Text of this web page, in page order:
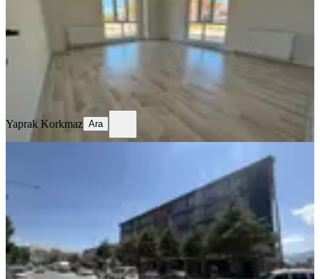
2+1· 90 m² Düz Giriş (Zemin)
22.000 ₺
Yaprak Korkmaz
Yaprak Korkmaz Ara
Remax Dem'den Hastane Yanında
Eşyalı Kiralık 1+1 Daire
Merkez, Kızılay Mahallesi
70 m²·1. Kat ·16.07.2026
22.000 ₺